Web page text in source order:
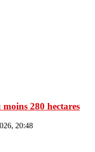
280 hectares
20:48